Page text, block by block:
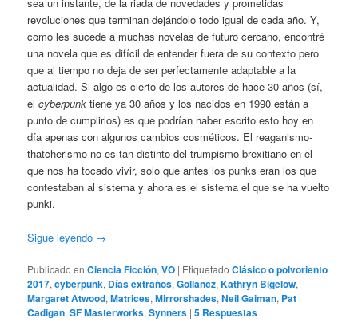
revoluciones que terminan dejándolo todo igual de cada año. Y,
como les sucede a muchas novelas de futuro cercano, encontré
una novela que es difícil de entender fuera de su contexto pero
que al tiempo no deja de ser perfectamente adaptable a la
actualidad. Si algo es cierto de los autores de hace 30 años (sí,
elcyberpunk tiene ya 30 años y los nacidos en 1990 están a
punto de cumplirlos) es que podrían haber escrito esto hoy en
día apenas con algunos cambios cosméticos. El reaganismo-
thatcherismo no es tan distinto del trumpismo-brexitiano en el
que nos ha tocado vivir, solo que antes los punks eran los que
contestaban al sistema y ahora es el sistema el que se ha vuelto
punki.
Sigue leyendo →
Publicado en Ciencia Ficción,VO | Etiquetado Clásico o polvoriento
2017,cyberpunk, Días extraños,Gollancz,Kathryn Bigelow,
Margaret Atwood,Matrices,Mirrorshades,Neil Gaiman, Pat
Cadigan,SF Masterworks,Synners |5 Respuestas